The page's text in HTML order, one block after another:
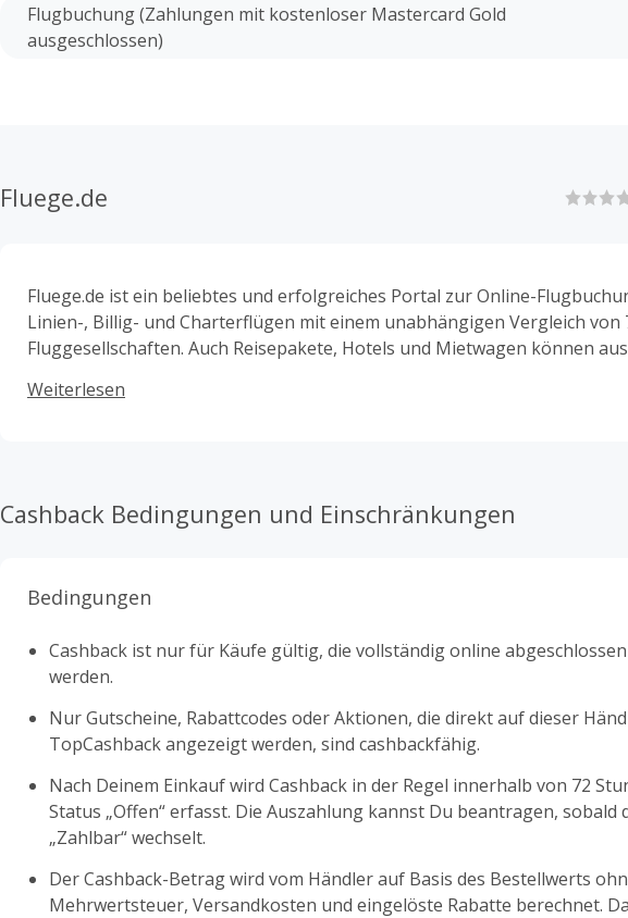
Flugbuchung (Zahlungen mit kostenloser Mastercard Gold
ausgeschlossen)
Fluege.de
Fluege.de ist ein beliebtes und erfolgreiches Portal zur Online-
Linien-, Billig- und Charterflügen mit einem unabhängigen Vergleich von
Fluggesellschaften. Auch Reisepakete, Hotels und Mietwagen können
Weiterlesen
Cashback Bedingungen und Einschränkungen
Bedingungen
Cashback ist nur für Käufe gültig, die vollständig online
werden.
Nur Gutscheine, Rabattcodes oder Aktionen, die direkt auf dieser
TopCashback angezeigt werden, sind cashbackfähig.
Nach Deinem Einkauf wird Cashback in der Regel innerhalb von 72
Status „Offen“ erfasst. Die Auszahlung kannst Du beantragen, sobald
„Zahlbar“ wechselt.
Der Cashback-Betrag wird vom Händler auf Basis des Bestellwerts
Mehrwertsteuer, Versandkosten und eingelöste Rabatte berechnet.